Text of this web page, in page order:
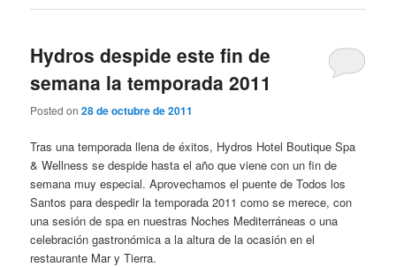
Hydros despide este fin de
semana la temporada 2011
Posted on28 de octubre de 2011
Tras una temporada llena de éxitos, Hydros Hotel Boutique Spa
& Wellness se despide hasta el año que viene con un fin de
semana muy especial. Aprovechamos el puente de Todos los
Santos para despedir la temporada 2011 como se merece, con
una sesión de spa en nuestras Noches Mediterráneas o una
celebración gastronómica a la altura de la ocasión en el
restaurante Mar y Tierra.